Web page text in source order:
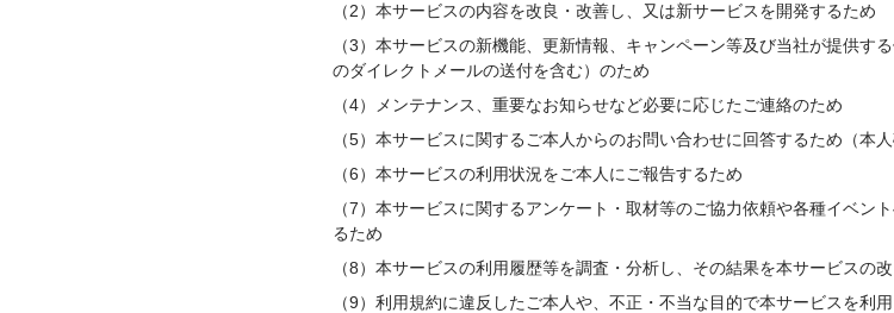
（2）本サービスの内容を改良・改善し、又は新サービスを開発するため
（3）本サービスの新機能、更新情報、キャンペーン等及び当社が提供す
のダイレクトメールの送付を含む）のため
（4）メンテナンス、重要なお知らせなど必要に応じたご連絡のため
（5）本サービスに関するご本人からのお問い合わせに回答するため（本
（6）本サービスの利用状況をご本人にご報告するため
（7）本サービスに関するアンケート・取材等のご協力依頼や各種イベン
るため
（8）本サービスの利用履歴等を調査・分析し、その結果を本サービスの
（9）利用規約に違反したご本人や、不正・不当な目的で本サービスを利